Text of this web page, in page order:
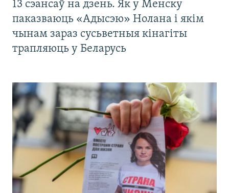
13 сэансаў на дзень. Як у Менску
паказваюць «Адысэю» Нолана і якім
чынам зараз сусьветныя кінагіты
трапляюць у Беларусь